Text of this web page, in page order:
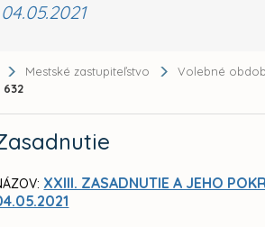
Mestské zastupiteľstvo Volebné
632
XXIII. ZASADNUTIE A JEHO